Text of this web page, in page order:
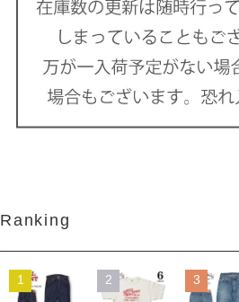
Ranking
1 2 3